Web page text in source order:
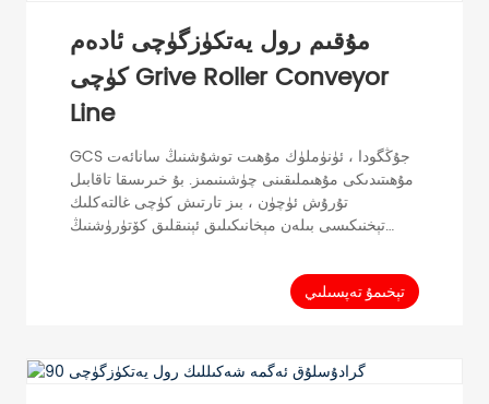
مۇقىم رول يەتكۈزگۈچى ئادەم
كۈچى Grive Roller Conveyor
Line
GCS جۇڭگودا ، ئۈنۈملۈك مۇھىت توشۇشنىڭ سانائەت
مۇھىتىدىكى مۇھىملىقىنى چۈشىنىمىز. بۇ خىرىسقا تاقابىل
تۇرۇش ئۈچۈن ، بىز تارتىش كۈچى غالتەكلىك
تېخنىكىسى بىلەن مېخانىكىلىق ئېنىقلىق كۆتۈرۈشنىڭ
بارلىققا كەلتۈردۇق. بۇ ئىجادىي ھەل قىلىش چارىسى
ئىشلەپچىقىرىش ئۈنۈمىنى ئاشۇرۇش ۋە مەشغۇلاتنى
راۋانلاشتۇرۇش ئۈچۈن بىر قانچە مۇھىم پايدا بىلەن
ئالاھىدىلىكلىرىنىڭ بىرى تارتىش كۈچى دومىلىتىش. بۇ
روللار تۇرۇبا چوڭلۇقىدا بار ...
تېخىمۇ تەپسىلىي